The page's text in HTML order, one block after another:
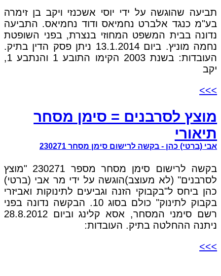
תביעה שהוגשה על ידי יוסי אשכנזי ויקב בן זימרה
בע"מ כנגד אלברט נחמיאס ודוד נחמיאס. התביעה
נדונה בבית המשפט המחוזי בנצרת, בפני השופטת
נחמה מוניץ. ביום 13.1.2014 ניתן פסק הדין בתיק.
העובדות: בשנת 2003 הקימו התובע 1 והנתבע 1,
יקב
>>>
מוצץ לסרבנים = סימן מסחר
תיאורי
אבי (ברטי) כהן - בקשה לרישום סימן מסחר 230271
בקשה לרישום סימן מסחר מספר 230271 "מוצץ
לסרבנים" (לא מעוצב)הוגשה על ידי מר אבי (ברטי)
כהן ביחס ל"בקבוקי הזנה וגביעים לתינוקות ואביזרי
בקבוק לתינוק" כולם בסוג 10. הבקשה נדונה בפני
רשם סימני המסחר, אסא קלינג וביום 28.8.2012
ניתנה ההחלטה בתיק. העובדות:
>>>